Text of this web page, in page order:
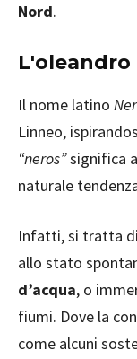
Nord.
L'oleandro
Il nome latino
Linneo,
“neros”significa
naturale
Infatti, si tratta
allo stato
d’acqua, o
fiumi. Dove la
come alcuni